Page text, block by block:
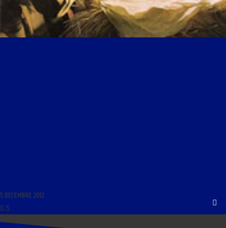
5 DÉCEMBRE 2012